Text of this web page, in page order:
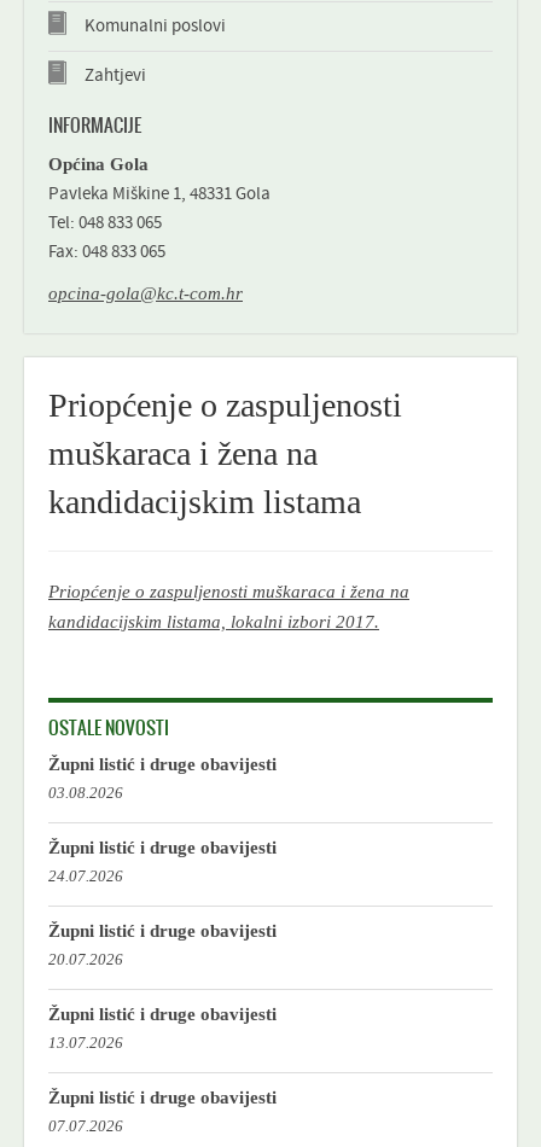
Komunalni poslovi
Zahtjevi
INFORMACIJE
Općina Gola
Pavleka Miškine 1, 48331 Gola
Tel: 048 833 065
Fax: 048 833 065
opcina-gola@kc.t-com.hr
Priopćenje o zaspuljenosti
muškaraca i žena na
kandidacijskim listama
Priopćenje o zaspuljenosti muškaraca i žena na
kandidacijskim listama, lokalni izbori 2017.
OSTALE NOVOSTI
Župni listić i druge obavijesti
03.08.2026
Župni listić i druge obavijesti
24.07.2026
Župni listić i druge obavijesti
20.07.2026
Župni listić i druge obavijesti
13.07.2026
Župni listić i druge obavijesti
07.07.2026